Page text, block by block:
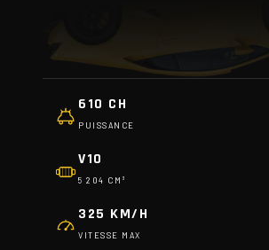
610 CH
PUISSANCE
V10
5 204 CM³
325 KM/H
VITESSE MAX